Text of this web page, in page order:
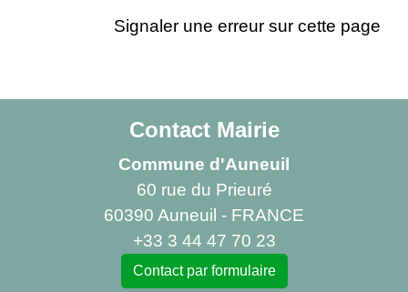
Signaler une erreur sur cette page
Contact Mairie
Commune d'Auneuil
60 rue du Prieuré
60390 Auneuil - FRANCE
+33 3 44 47 70 23
Contact par formulaire